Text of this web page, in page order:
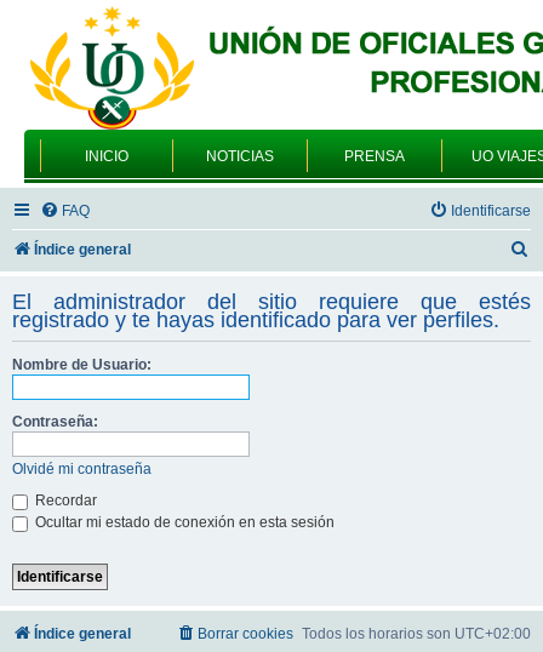
INICIO NOTICIAS PRENSA UO
FAQ Identificarse
Índice general
s
c
El administrador del sitio requiere que estés
registrado y te hayas identificado para ver perfiles.
Nombre de Usuario:
Contraseña:
Olvidé mi contraseña
Recordar
Ocultar mi estado de conexión en esta sesión
Índice general Todos los horarios son UTC+02:00
Borrar cookies